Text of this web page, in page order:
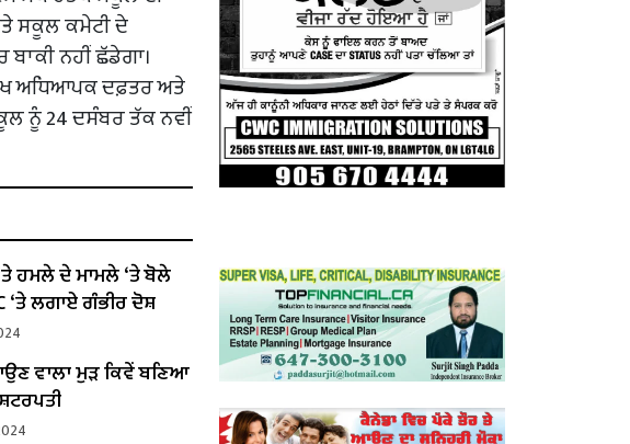
ਸਕੂਲ ਕਮੇਟੀ ਦੇ
ਨਹੀਂ ਛੱਡੇਗਾ।
ਅਧਿਆਪਕ ਦਫ਼ਤਰ ਅਤੇ
ਨੂੰ 24 ਦਸੰਬਰ ਤੱਕ ਨਵੀਂ
ਹਮਲੇ ਦੇ ਮਾਮਲੇ ‘ਤੇ ਬੋਲੇ
‘ਤੇ ਲਗਾਏ ਗੰਭੀਰ ਦੋਸ਼
ਵਾਲਾ ਮੁੜ ਕਿਵੇਂ ਬਣਿਆ